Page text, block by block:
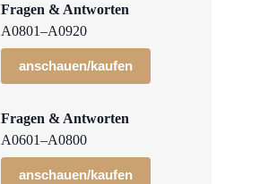
Fragen & Antworten
A0801–A0920
anschauen/kaufen
Fragen & Antworten
A0601–A0800
anschauen/kaufen